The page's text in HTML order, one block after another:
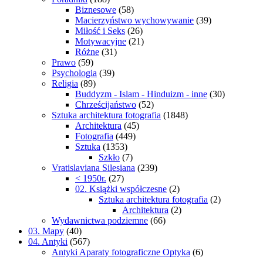
Biznesowe (58)
Macierzyństwo wychowywanie (39)
Miłość i Seks (26)
Motywacyjne (21)
Różne (31)
Prawo (59)
Psychologia (39)
Religia (89)
Buddyzm - Islam - Hinduizm - inne (30)
Chrześcijaństwo (52)
Sztuka architektura fotografia (1848)
Architektura (45)
Fotografia (449)
Sztuka (1353)
Szkło (7)
Vratislaviana Silesiana (239)
< 1950r. (27)
02. Książki współczesne (2)
Sztuka architektura fotografia (2)
Architektura (2)
Wydawnictwa podziemne (66)
03. Mapy (40)
04. Antyki (567)
Antyki Aparaty fotograficzne Optyka (6)